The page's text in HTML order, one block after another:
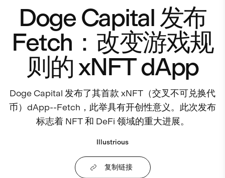
Doge Capital 发布
Fetch：改变游戏规
则的 xNFT dApp
Doge Capital 发布了其首款 xNFT（交叉不可兑换代
币）dApp--Fetch，此举具有开创性意义。此次发布
标志着 NFT 和 DeFi 领域的重大进展。
Illustrious
复制链接